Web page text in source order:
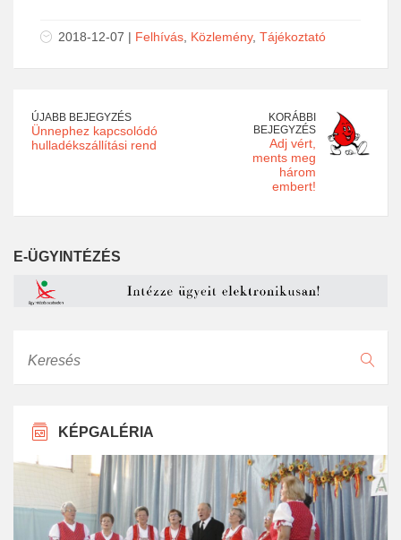
2018-12-07 | Felhívás Közlemény, Tájékoztató
ÚJABB BEJEGYZÉS
Ünnephez kapcsolódó
hulladékszállítási rend
KORÁBBI
BEJEGYZÉS
Adj vért,
ments meg
három
embert!
E-ÜGYINTÉZÉS
KÉPGALÉRIA